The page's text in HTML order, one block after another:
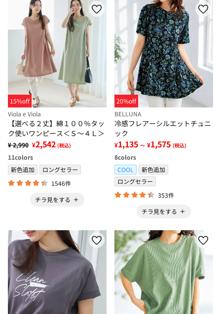
15%off
Viola e Viola
【選べる２丈】綿１００％タッ
ク使いワンピース＜Ｓ～４Ｌ＞
¥ 2,990 ¥2,542 (税込)
11colors
新色追加
ロングセラー
1546件
チラ見をする
20%off
BELLUNA
冷感フレアーシルエットチュニ
ック
¥1,135 ～ ¥1,575 (税込)
8colors
COOL
新色追加
ロングセラー
353件
チラ見をする